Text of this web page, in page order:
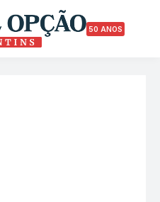
50 ANOS